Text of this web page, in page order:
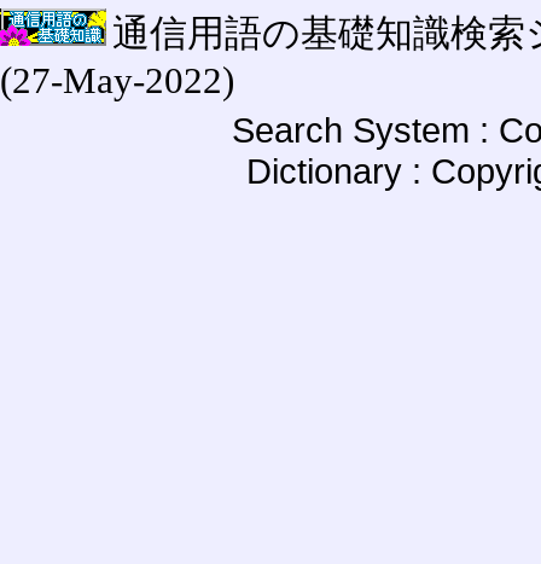
通信用語の基礎知識検索
(27-May-2022)
Search System :
Dictionary :